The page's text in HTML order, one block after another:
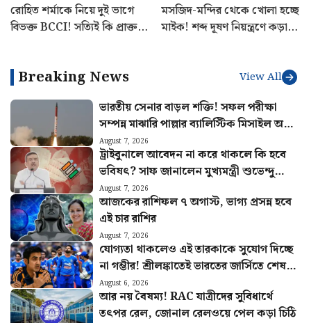
রোহিত শর্মাকে নিয়ে দুই ভাগে
বিভক্ত BCCI! সত্যিই কি প্রাক্তন
মসজিদ-মন্দির থেকে খোলা হচ্ছে
মাইক! শব্দ দূষণ নিয়ন্ত্রণে কড়া
Breaking News View All
ভারতীয় সেনার বাড়ল শক্তি! সফল পরীক্ষা
সম্পন্ন মাঝারি পাল্লার ব্যালিস্টিক মিসাইল অগ্নি
৪-এর
August 7, 2026
ট্রাইবুনালে আবেদন না করে থাকলে কি হবে
ভবিষৎ? সাফ জানালেন মুখ্যমন্ত্রী শুভেন্দু
অধিকারী
August 7, 2026
আজকের রাশিফল ৭ অগাস্ট, ভাগ্য প্রসন্ন হবে
এই চার রাশির
August 7, 2026
যোগ্যতা থাকলেও এই তারকাকে সুযোগ দিচ্ছে
না গম্ভীর! শ্রীলঙ্কাতেই ভারতের জার্সিতে শেষ
ম্যাচ খেলবেন এই ক্রিকেটার?
August 6, 2026
আর নয় বৈষম্য! RAC যাত্রীদের সুবিধার্থে
তৎপর রেল, জোনাল রেলওয়ে পেল কড়া চিঠি